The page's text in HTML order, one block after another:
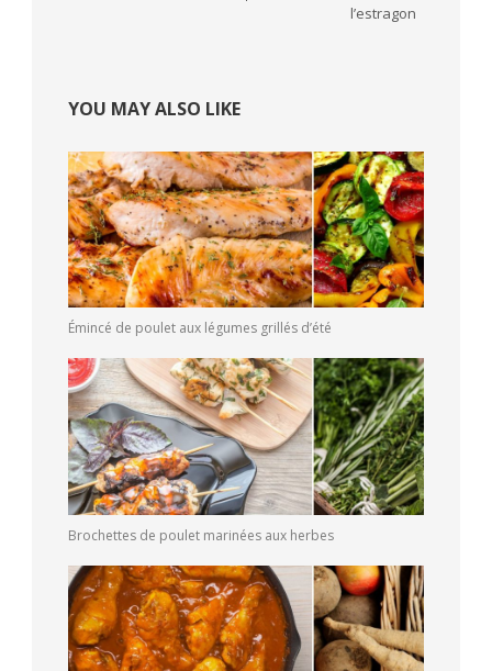
l’estragon
YOU MAY ALSO LIKE
Émincé de poulet aux légumes grillés d’été
Brochettes de poulet marinées aux herbes